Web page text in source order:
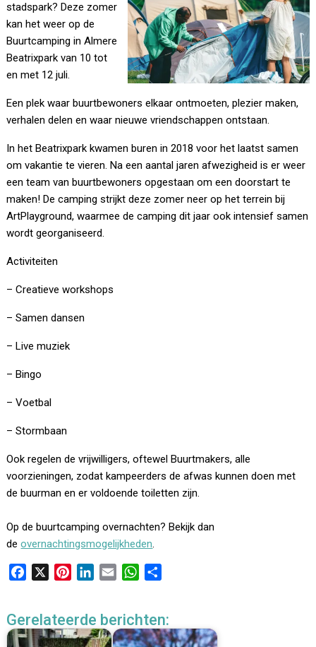
stadspark? Deze zomer
kan het weer op de
Buurtcamping in Almere
Beatrixpark van 10 tot
en met 12 juli.
Een plek waar buurtbewoners elkaar ontmoeten, plezier maken,
verhalen delen en waar nieuwe vriendschappen ontstaan.
In het Beatrixpark kwamen buren in 2018 voor het laatst samen
om vakantie te vieren. Na een aantal jaren afwezigheid is er weer
een team van buurtbewoners opgestaan om een doorstart te
maken! De camping strijkt deze zomer neer op het terrein bij
ArtPlayground, waarmee de camping dit jaar ook intensief samen
wordt georganiseerd.
Activiteiten
– Creatieve workshops
– Samen dansen
– Live muziek
– Bingo
– Voetbal
– Stormbaan
Ook regelen de vrijwilligers, oftewel Buurtmakers, alle
voorzieningen, zodat kampeerders de afwas kunnen doen met
de buurman en er voldoende toiletten zijn.
Op de buurtcamping overnachten? Bekijk dan
deovernachtingsmogelijkheden.
e
b
t
e
k
e
i
l
W
t
s
e
n
Gerelateerde berichten: